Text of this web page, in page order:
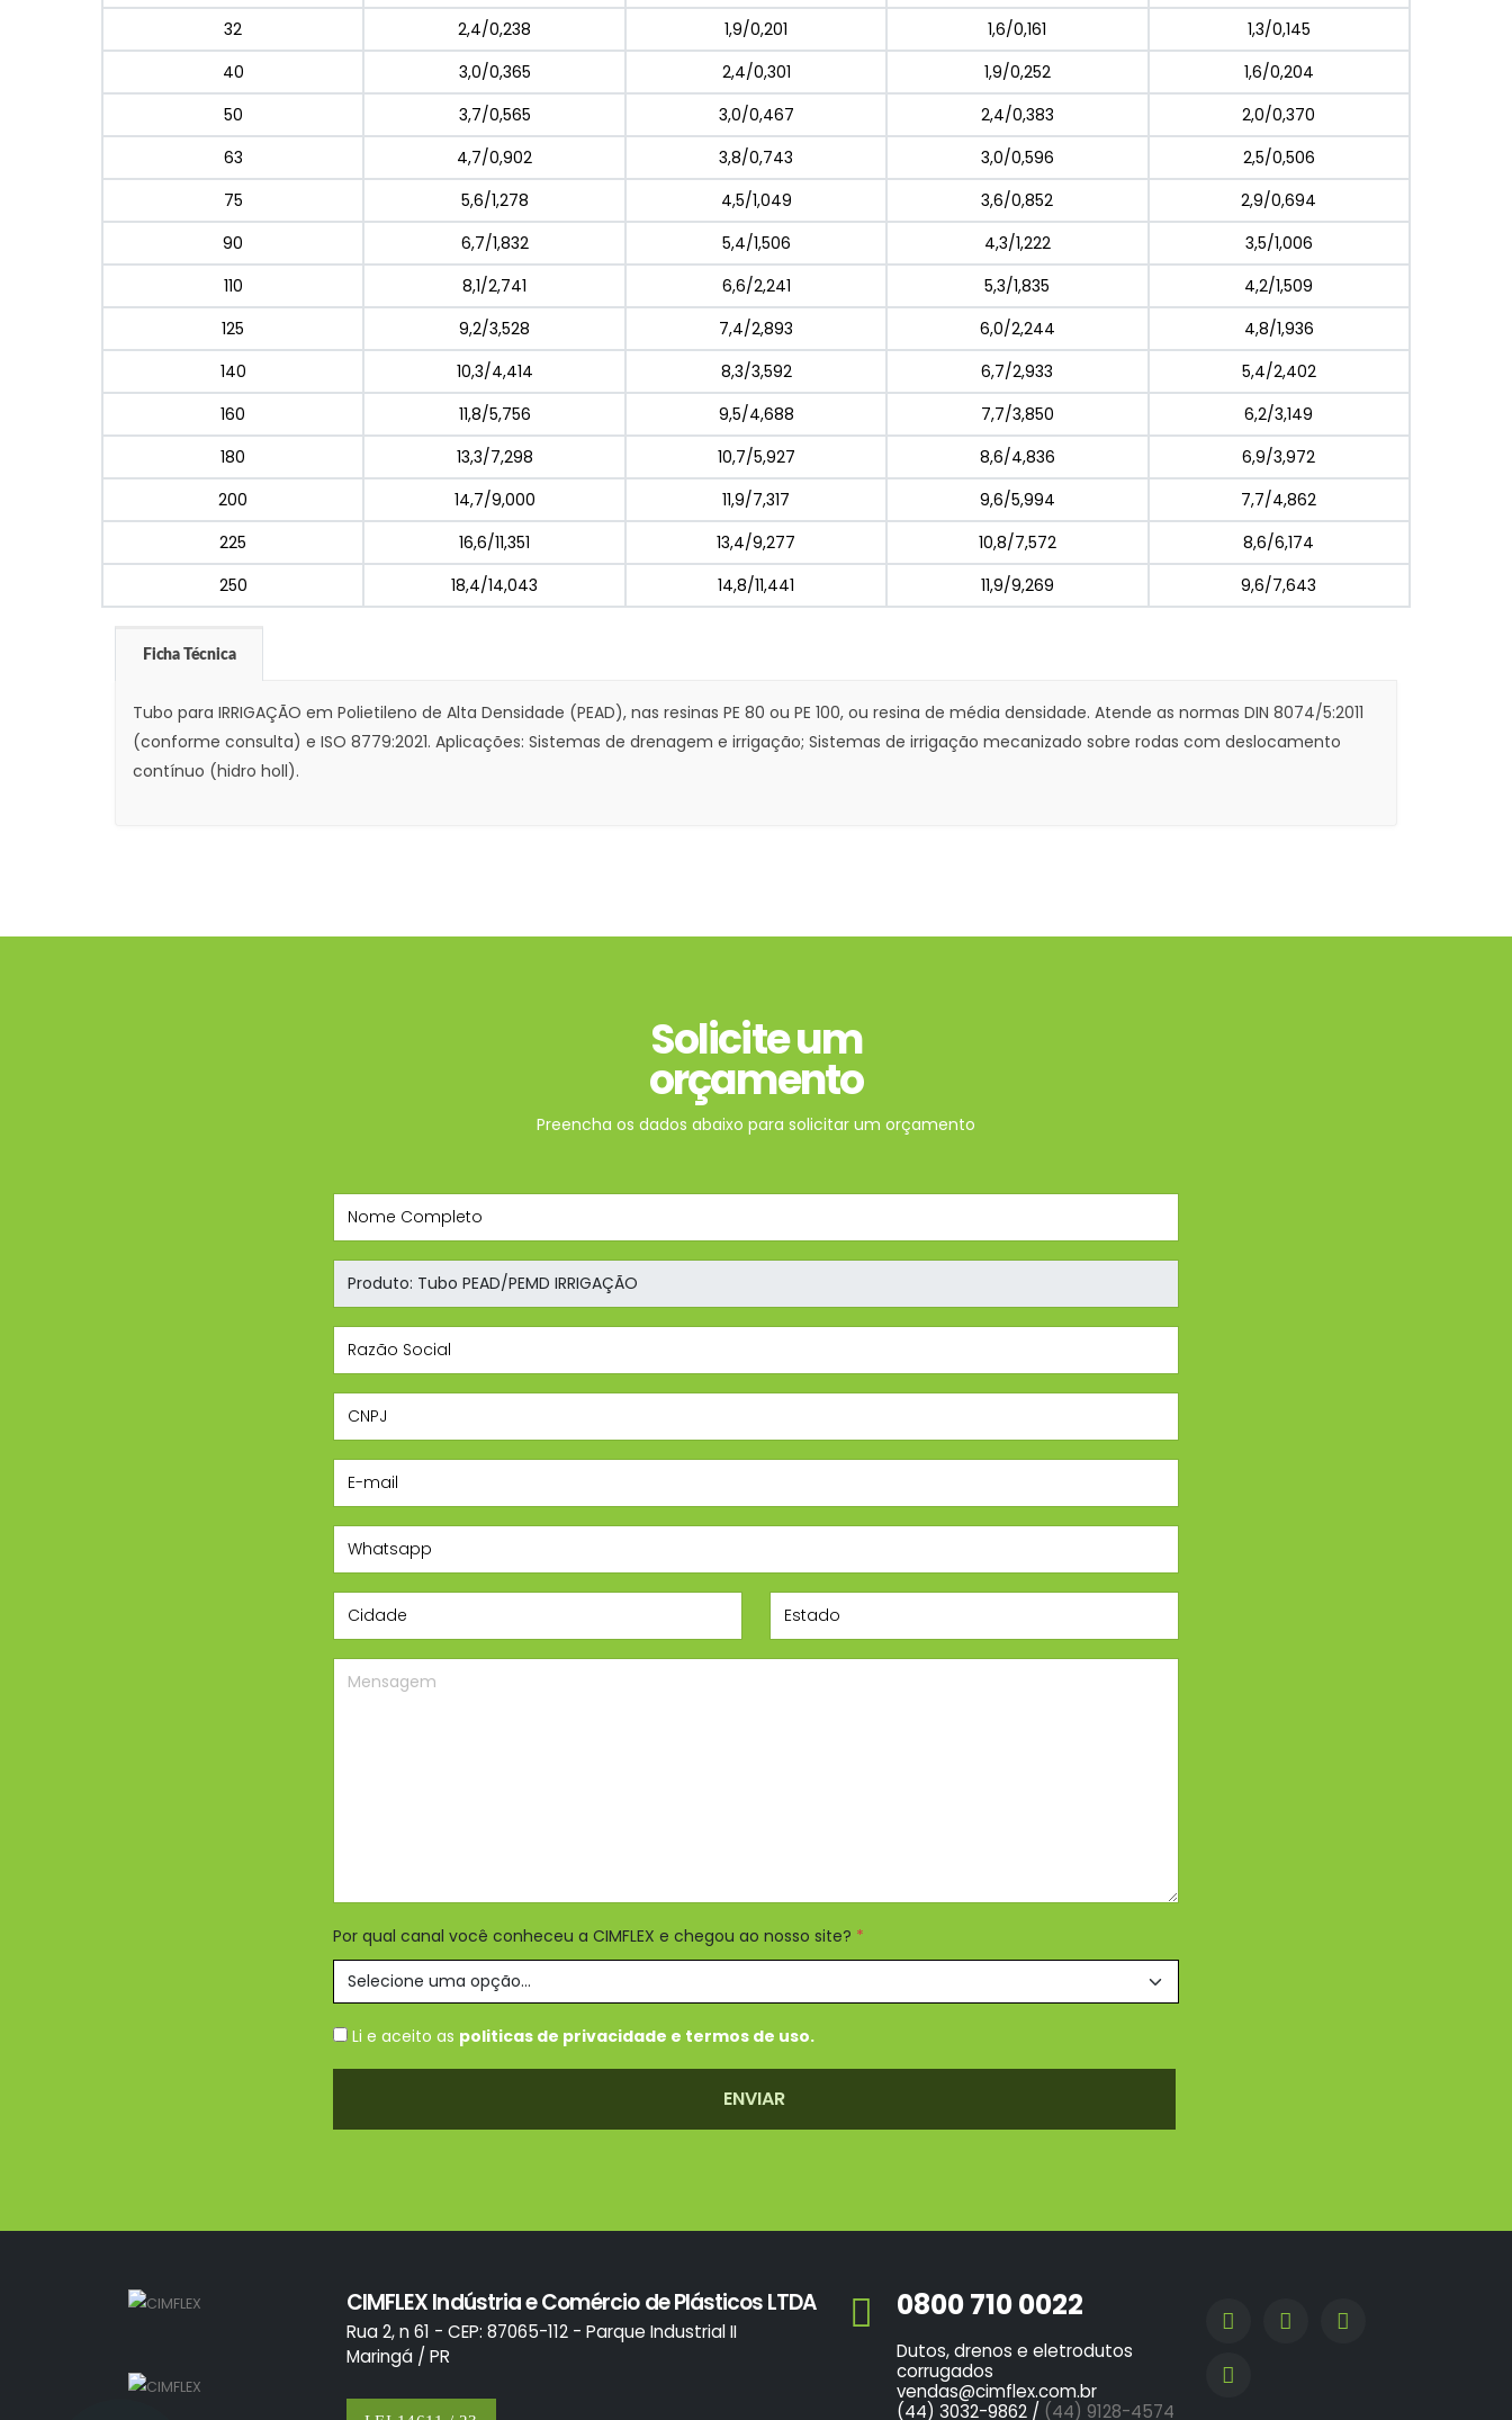
32
40
50
63
75
90
110
125
140
160
180
200
225
250
2,4/0,238
3,0/0,365
3,7/0,565
4,7/0,902
5,6/1,278
6,7/1,832
8,1/2,741
9,2/3,528
10,3/4,414
11,8/5,756
13,3/7,298
14,7/9,000
16,6/11,351
18,4/14,043
1,9/0,201
2,4/0,301
3,0/0,467
3,8/0,743
4,5/1,049
5,4/1,506
6,6/2,241
7,4/2,893
8,3/3,592
9,5/4,688
10,7/5,927
11,9/7,317
13,4/9,277
14,8/11,441
1,6/0,161
1,9/0,252
2,4/0,383
3,0/0,596
3,6/0,852
4,3/1,222
5,3/1,835
6,0/2,244
6,7/2,933
7,7/3,850
8,6/4,836
9,6/5,994
10,8/7,572
11,9/9,269
1,3/0,145
1,6/0,204
2,0/0,370
2,5/0,506
2,9/0,694
3,5/1,006
4,2/1,509
4,8/1,936
5,4/2,402
6,2/3,149
6,9/3,972
7,7/4,862
8,6/6,174
9,6/7,643
Ficha Técnica
Tubo para IRRIGAÇÃO em Polietileno de Alta Densidade (PEAD), nas resinas PE 80 ou PE 100, ou resina de média densidade. Atende as normas DIN 8074/5:2011
(conforme consulta) e ISO 8779:2021. Aplicações: Sistemas de drenagem e irrigação; Sistemas de irrigação mecanizado sobre rodas com deslocamento
contínuo (hidro holl).
Solicite um
orçamento
Preencha os dados abaixo para solicitar um orçamento
Por qual canal você conheceu a CIMFLEX e chegou ao nosso site? *
Li e aceito as politicas de privacidade e termos de uso.
ENVIAR
CIMFLEX Indústria e Comércio de Plásticos LTDA
Rua 2, n 61 - CEP: 87065-112 - Parque Industrial II
Maringá / PR
0800 710 0022
Dutos, drenos e eletrodutos
corrugados
vendas@cimflex.com.br
(44) 3032-9862 / (44) 9128-4574